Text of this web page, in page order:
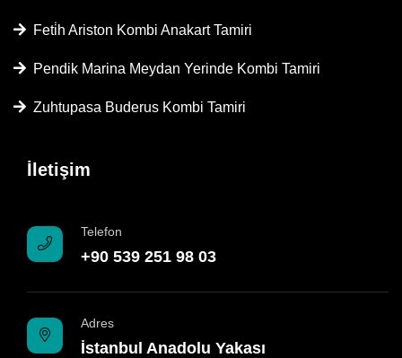
Feti̇h Ariston Kombi Anakart Tamiri
Pendik Marina Meydan Yerinde Kombi Tamiri
Zuhtupasa Buderus Kombi Tamiri
İletişim
Telefon
+90 539 251 98 03
Adres
İstanbul Anadolu Yakası